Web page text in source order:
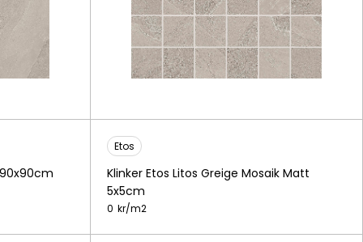
Etos
Klinker Etos Litos Greige Mosaik Matt
5x5cm
0 kr/m2